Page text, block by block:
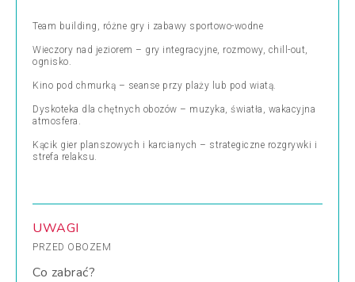
Team building, różne gry i zabawy sportowo-wodne
Wieczory nad jeziorem – gry integracyjne, rozmowy, chill-out,
ognisko.
Kino pod chmurką – seanse przy plaży lub pod wiatą.
Dyskoteka dla chętnych obozów – muzyka, światła, wakacyjna
atmosfera.
Kącik gier planszowych i karcianych – strategiczne rozgrywki i
strefa relaksu.
UWAGI
PRZED OBOZEM
Co zabrać?